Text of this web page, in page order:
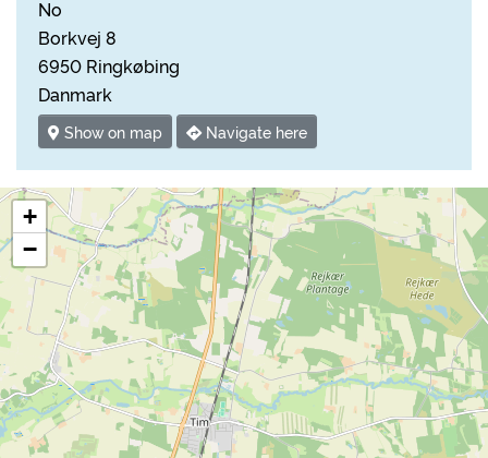
No
Borkvej 8
6950 Ringkøbing
Danmark
Show on map Navigate here
+
−